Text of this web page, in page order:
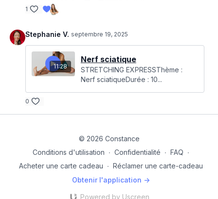
1
Stephanie V. septembre 19, 2025
11:28
Nerf sciatique
STRETCHING EXPRESSThème :
Nerf sciatiqueDurée : 10...
0
© 2026 Constance
Conditions d'utilisation ∙ Confidentialité ∙ FAQ ∙
Acheter une carte cadeau ∙ Réclamer une carte-cadeau
Obtenir l'application ->
Powered by Uscreen